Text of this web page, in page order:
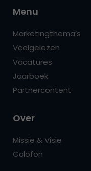
Menu
Marketingthema’s
Veelgelezen
Vacatures
Jaarboek
Partnercontent
Over
Missie & Visie
Colofon